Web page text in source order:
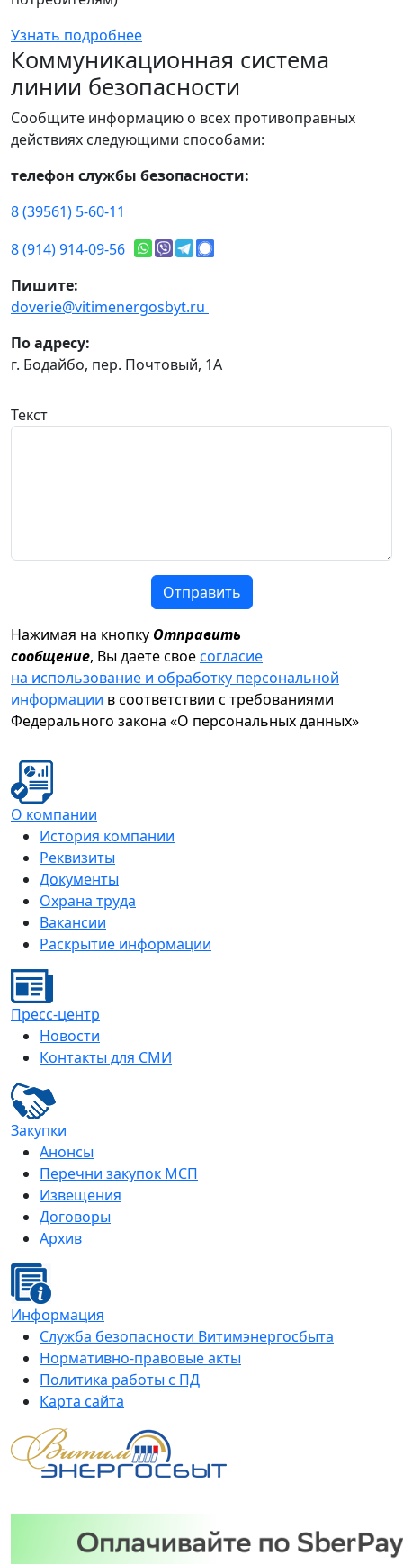
Узнать подробнее
Коммуникационная система
линии безопасности
Сообщите информацию о всех противоправных
действиях следующими способами:
телефон службы безопасности:
8 (39561) 5-60-11
8 (914) 914-09-56
Пишите:
doverie@vitimenergosbyt.ru
По адресу:
г. Бодайбо, пер. Почтовый, 1А
Текст
Отправить
Нажимая на кнопку Отправить
сообщение, Вы даете своесогласие
на использование и обработку персональной
информации в соответствии с требованиями
Федерального закона «О персональных данных»
О компании
История компании
Реквизиты
Документы
Охрана труда
Вакансии
Раскрытие информации
Пресс-центр
Новости
Контакты для СМИ
Закупки
Анонсы
Перечни закупок МСП
Извещения
Договоры
Архив
Информация
Служба безопасности Витимэнергосбыта
Нормативно-правовые акты
Политика работы с ПД
Карта сайта